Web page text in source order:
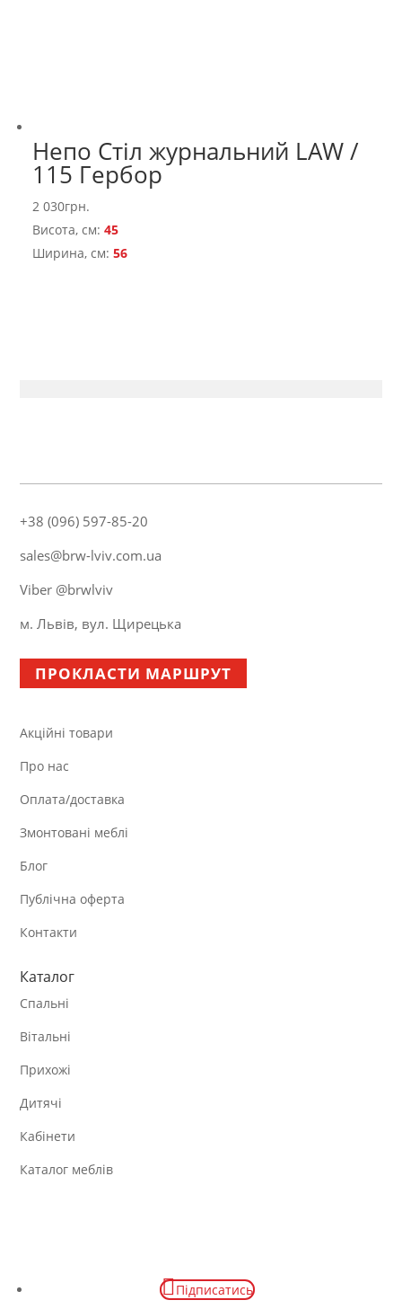
Непо Стіл журнальний LAW /
115 Гербор
2 030грн.
Висота, см:45
Ширина, см:56
+38 (096) 597-85-20
sales@brw-lviv.com.ua
Viber @brwlviv
м. Львів, вул. Щирецька
ПРОКЛАСТИ МАРШРУТ
Акційні товари
Про нас
Оплата/доставка
Змонтовані меблі
Блог
Публічна оферта
Контакти
Каталог
Спальні
Вітальні
Прихожі
Дитячі
Кабінети
Каталог меблів
Підписатись